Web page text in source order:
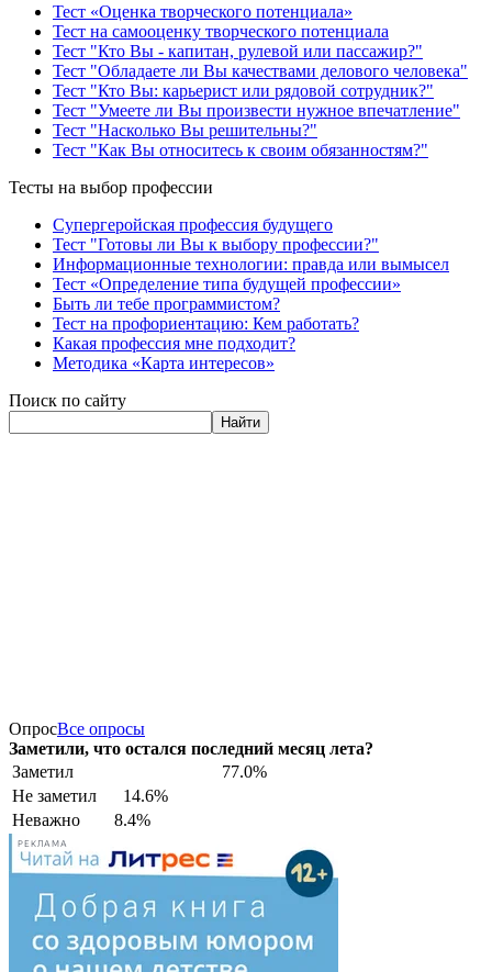
Тест «Оценка творческого потенциала»
Тест на самооценку творческого потенциала
Тест "Кто Вы - капитан, рулевой или пассажир?"
Тест "Обладаете ли Вы качествами делового человека"
Тест "Кто Вы: карьерист или рядовой сотрудник?"
Тест "Умеете ли Вы произвести нужное впечатление"
Тест "Насколько Вы решительны?"
Тест "Как Вы относитесь к своим обязанностям?"
Тесты на выбор профессии
Супергеройская профессия будущего
Тест "Готовы ли Вы к выбору профессии?"
Информационные технологии: правда или вымысел
Тест «Определение типа будущей профессии»
Быть ли тебе программистом?
Тест на профориентацию: Кем работать?
Какая профессия мне подходит?
Методика «Карта интересов»
Поиск по сайту
Найти
ОпросВсе опросы
Заметили, что остался последний месяц лета?
Заметил
77.0%
Не заметил
14.6%
Неважно
8.4%
РЕКЛАМА